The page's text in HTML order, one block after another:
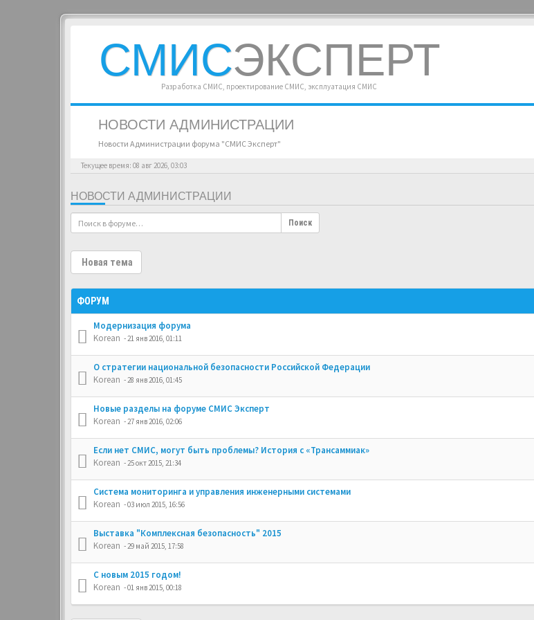
СМИСЭКСПЕРТ
Разработка СМИС, проектирование СМИС, эксплуатация СМИС
НОВОСТИ АДМИНИСТРАЦИИ
Новости Администрации форума "СМИС Эксперт"
Текущее время: 08 авг 2026, 03:03
НОВОСТИ АДМИНИСТРАЦИИ
Поиск
Новая тема
ФОРУМ
Модернизация форума
Korean - 21 янв 2016, 01:11
О стратегии национальной безопасности Российской Федерации
Korean - 28 янв 2016, 01:45
Новые разделы на форуме СМИС Эксперт
Korean - 27 янв 2016, 02:06
Если нет СМИС, могут быть проблемы? История с «Трансаммиак»
Korean - 25 окт 2015, 21:34
Cистема мониторинга и управления инженерными системами
Korean - 03 июл 2015, 16:56
Выставка "Комплексная безопасность" 2015
Korean - 29 май 2015, 17:58
С новым 2015 годом!
Korean - 01 янв 2015, 00:18